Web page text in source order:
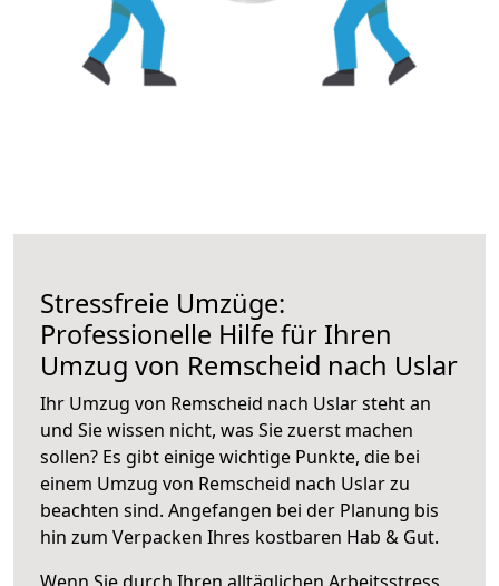
Stressfreie Umzüge:
Professionelle Hilfe für Ihren
Umzug von Remscheid nach Uslar
Ihr Umzug von Remscheid nach Uslar steht an
und Sie wissen nicht, was Sie zuerst machen
sollen? Es gibt einige wichtige Punkte, die bei
einem Umzug von Remscheid nach Uslar zu
beachten sind. Angefangen bei der Planung bis
hin zum Verpacken Ihres kostbaren Hab & Gut.